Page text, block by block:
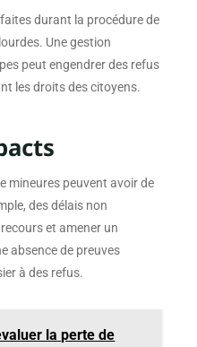
durant la procédure de
Une gestion
peut engendrer des refus
les droits des citoyens.
mineures peuvent avoir de
des délais non
et amener un
absence de preuves
à des refus.
la perte de